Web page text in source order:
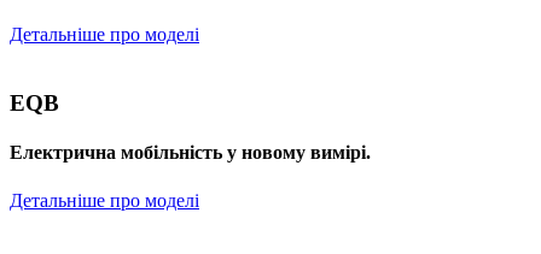
Детальніше про моделі
EQB
Електрична мобільність у новому вимірі.
Детальніше про моделі